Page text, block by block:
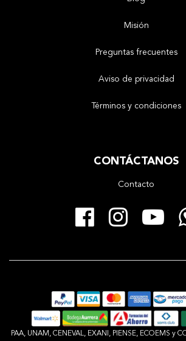
Misión
Preguntas frecuentes
Aviso de privacidad
Términos y condiciones
CONTÁCTANOS
Contacto
PAA, UNAM, CENEVAL, EXANI, PIENSE, ECOEMS y